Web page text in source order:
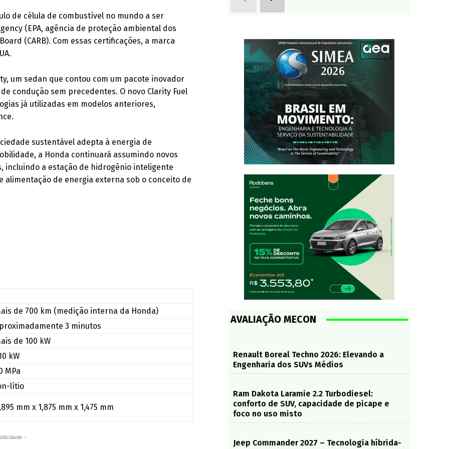
de célula de combustível no mundo a ser
(EPA, agência de proteção ambiental dos
(CARB). Com essas certificações, a marca
um sedan que contou com um pacote inovador
condução sem precedentes. O novo Clarity Fuel
já utilizadas em modelos anteriores,
sustentável adepta à energia de
a Honda continuará assumindo novos
incluindo a estação de hidrogênio inteligente
alimentação de energia externa sob o conceito de
de 700 km (medição interna da Honda)
3 minutos
de 100 kW
kW
MPa
lítio
mm x 1,875 mm x 1,475 mm
-
AVALIAÇÃO MECON
Renault Boreal Techno 2026: Elevando a
Engenharia dos SUVs Médios
Ram Dakota Laramie 2.2 Turbodiesel:
conforto de SUV, capacidade de picape e
foco no uso misto
Jeep Commander 2027 – Tecnologia híbrida-